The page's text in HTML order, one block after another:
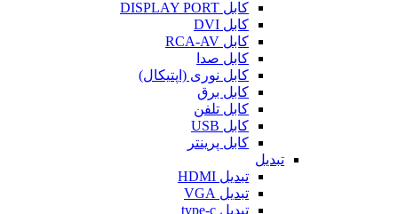
کابل DISPLAY PORT
کابل DVI
کابل RCA-AV
کابل صدا
کابل نوری (اپتیکال)
کابل برق
کابل تلفن
کابل USB
کابل پرینتر
تبدیل
تبدیل HDMI
تبدیل VGA
تبدیل type-c